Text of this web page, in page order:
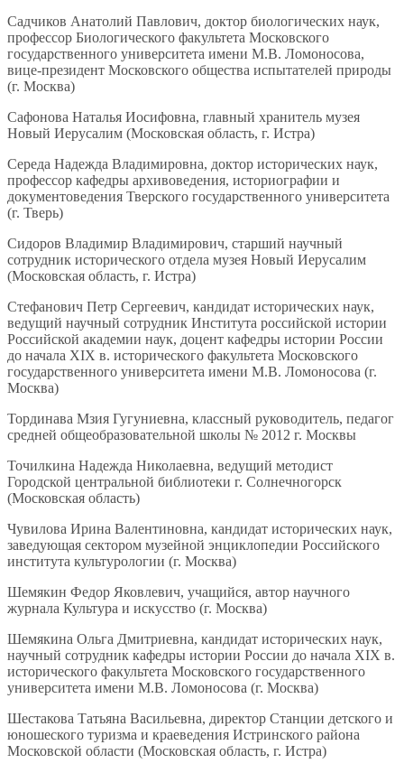
Садчиков Анатолий Павлович, доктор биологических наук,
профессор Биологического факультета Московского
государственного университета имени М.В. Ломоносова,
вице-президент Московского общества испытателей природы
(г. Москва)
Сафонова Наталья Иосифовна, главный хранитель музея
Новый Иерусалим (Московская область, г. Истра)
Середа Надежда Владимировна, доктор исторических наук,
профессор кафедры архивоведения, историографии и
документоведения Тверского государственного университета
(г. Тверь)
Сидоров Владимир Владимирович, старший научный
сотрудник исторического отдела музея Новый Иерусалим
(Московская область, г. Истра)
Стефанович Петр Сергеевич, кандидат исторических наук,
ведущий научный сотрудник Института российской истории
Российской академии наук, доцент кафедры истории России
до начала XIX в. исторического факультета Московского
государственного университета имени М.В. Ломоносова (г.
Москва)
Тординава Мзия Гугуниевна, классный руководитель, педагог
средней общеобразовательной школы № 2012 г. Москвы
Точилкина Надежда Николаевна, ведущий методист
Городской центральной библиотеки г. Солнечногорск
(Московская область)
Чувилова Ирина Валентиновна, кандидат исторических наук,
заведующая сектором музейной энциклопедии Российского
института культурологии (г. Москва)
Шемякин Федор Яковлевич, учащийся, автор научного
журнала Культура и искусство (г. Москва)
Шемякина Ольга Дмитриевна, кандидат исторических наук,
научный сотрудник кафедры истории России до начала XIX в.
исторического факультета Московского государственного
университета имени М.В. Ломоносова (г. Москва)
Шестакова Татьяна Васильевна, директор Станции детского и
юношеского туризма и краеведения Истринского района
Московской области (Московская область, г. Истра)